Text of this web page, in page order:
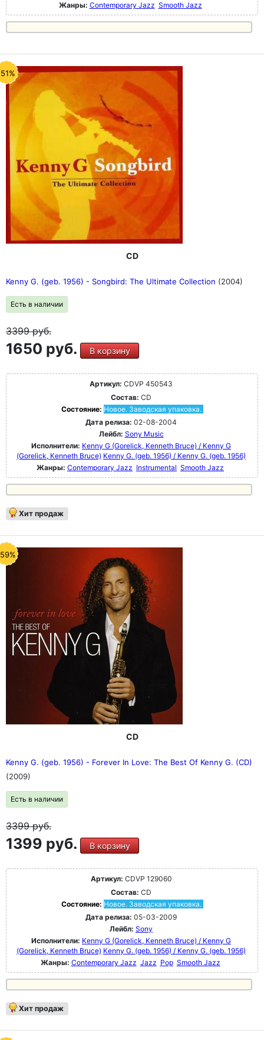
Жанры: Contemporary Jazz Smooth Jazz
CD
Kenny G. (geb. 1956) - Songbird: The Ultimate Collection (2004)
Есть в наличии
3399руб.
1650 руб. В корзину
Артикул: CDVP 450543
Состав: CD
Состояние: Новое. Заводская упаковка.
Дата релиза: 02-08-2004
Лейбл: Sony Music
Исполнители: Kenny G (Gorelick, Kenneth Bruce) / Kenny G
(Gorelick, Kenneth Bruce) Kenny G. (geb. 1956) / Kenny G. (geb. 1956)
Жанры: Contemporary Jazz Instrumental Smooth Jazz
Хит продаж
CD
Kenny G. (geb. 1956) - Forever In Love: The Best Of Kenny G. (CD)
(2009)
Есть в наличии
3399руб.
1399 руб. В корзину
Артикул: CDVP 129060
Состав: CD
Состояние: Новое. Заводская упаковка.
Дата релиза: 05-03-2009
Лейбл: Sony
Исполнители: Kenny G (Gorelick, Kenneth Bruce) / Kenny G
(Gorelick, Kenneth Bruce) Kenny G. (geb. 1956) / Kenny G. (geb. 1956)
Жанры: Contemporary Jazz Jazz Pop Smooth Jazz
Хит продаж